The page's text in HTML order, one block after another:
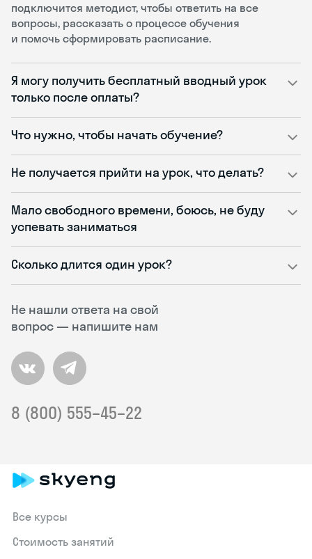
Не нашли ответа на свой
вопрос — напишите нам
8 (800) 555–45–22
подключится методист, чтобы ответить на все
вопросы, рассказать о процессе обучения
и помочь сформировать расписание.
Я могу получить бесплатный вводный урок
только после оплаты?
Что нужно, чтобы начать обучение?
Не получается прийти на урок, что делать?
Мало свободного времени, боюсь, не буду
успевать заниматься
Сколько длится один урок?
Все курсы
Стоимость занятий